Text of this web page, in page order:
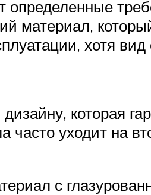
материал,
хотя
которая
уходит на
с